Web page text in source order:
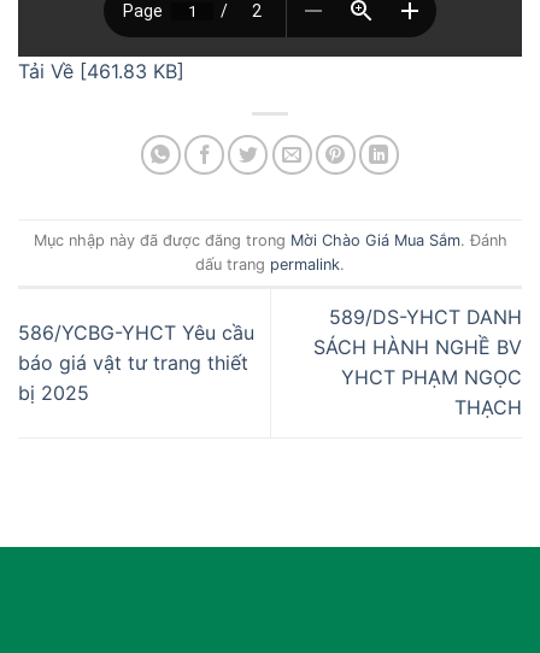
Tải Về [461.83 KB]
Mục nhập này đã được đăng trong Mời Chào Giá Mua Sắm. Đánh
dấu trang permalink.
586/YCBG-YHCT Yêu cầu
báo giá vật tư trang thiết
bị 2025
589/DS-YHCT DANH
SÁCH HÀNH NGHỀ BV
YHCT PHẠM NGỌC
THẠCH